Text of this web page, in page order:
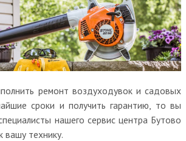
ремонт воздуходувок и садовых
сроки и получить гарантию, то вы
нашего сервис центра Бутово
вашу технику.